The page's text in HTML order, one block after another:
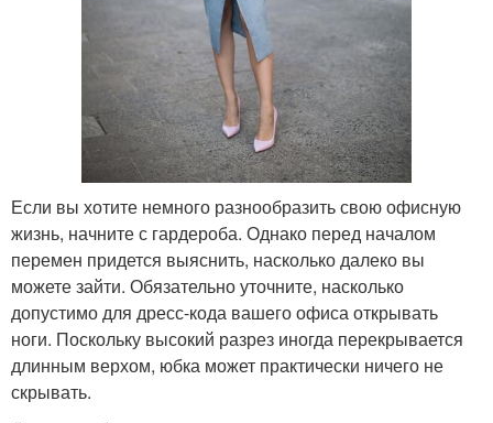
Если вы хотите немного разнообразить свою офисную
жизнь, начните с гардероба. Однако перед началом
перемен придется выяснить, насколько далеко вы
можете зайти. Обязательно уточните, насколько
допустимо для дресс-кода вашего офиса открывать
ноги. Поскольку высокий разрез иногда перекрывается
длинным верхом, юбка может практически ничего не
скрывать.